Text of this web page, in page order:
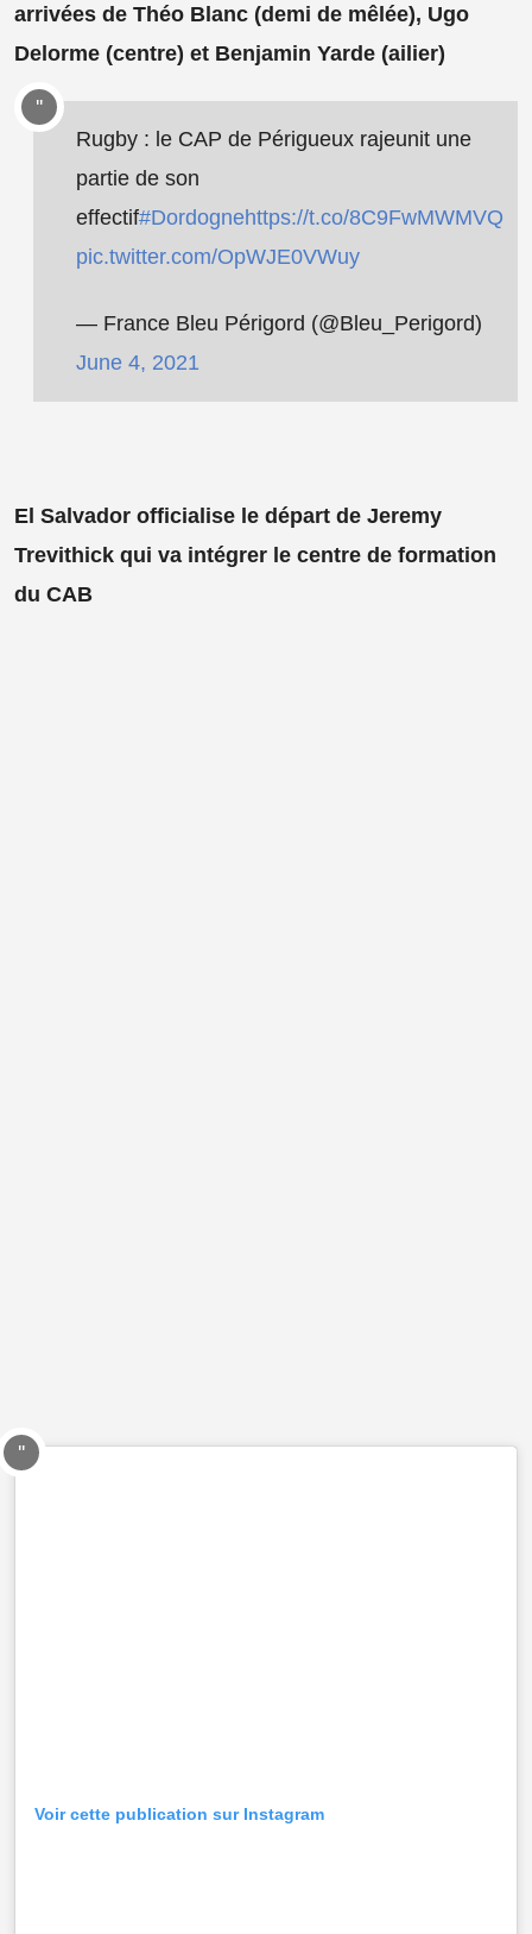
arrivées de Théo Blanc (demi de mêlée), Ugo
Delorme (centre) et Benjamin Yarde (ailier)
Rugby : le CAP de Périgueux rajeunit une
partie de son
effectif#Dordognehttps://t.co/8C9FwMWMVQ
pic.twitter.com/OpWJE0VWuy
— France Bleu Périgord (@Bleu_Perigord)
June 4, 2021
El Salvador officialise le départ de Jeremy
Trevithick qui va intégrer le centre de formation
du CAB
Voir cette publication sur Instagram